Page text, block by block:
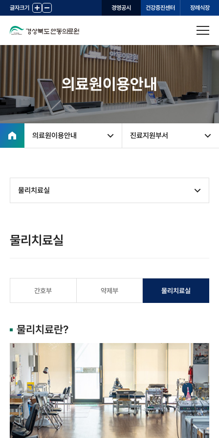
경영공시
글자크기 + - 건강증진센터 장례식장
의료원이용안내
물리치료실
의료원이용안내 진료지원부서
물리치료실
간호부 약제부 물리치료실
물리치료란?